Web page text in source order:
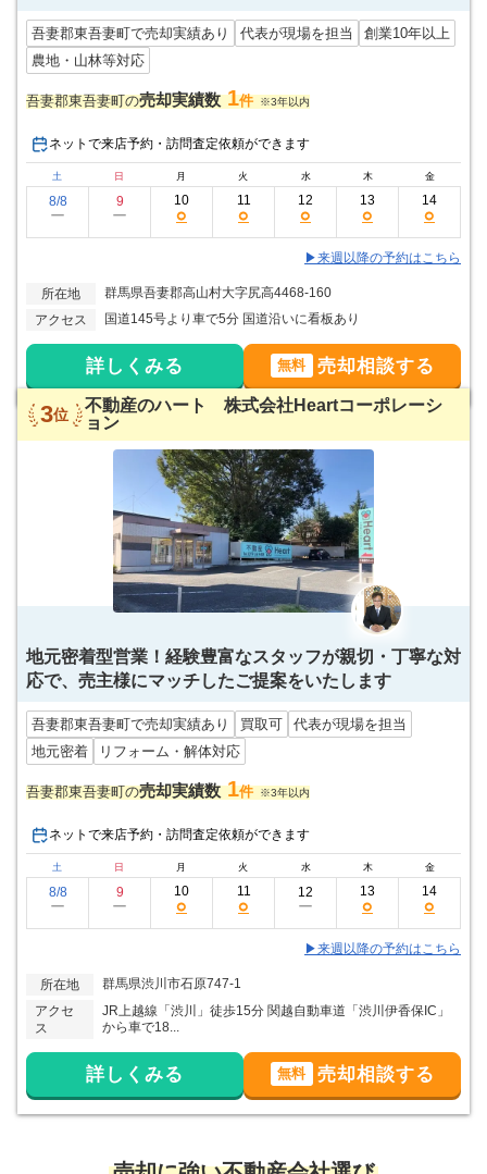
吾妻郡東吾妻町で売却実績あり 代表が現場を担当
創業10年以上
農地・山林等対応
吾妻郡東吾妻町の売却実績数 1件 ※3年以内
ネットで来店予約・訪問査定依頼ができます
土 日 月 火 水 木 金
8/8
ー
9
ー
10
○
11
○
12
○
13
○
14
○
▶来週以降の予約はこちら
所在地
群馬県吾妻郡高山村大字尻高4468-160
アクセス
国道145号より車で5分 国道沿いに看板あり
詳しくみる 無料 売却相談する
3位
不動産のハート 株式会社Heartコーポレーシ
ョン
地元密着型営業！経験豊富なスタッフが親切・丁寧な対
応で、売主様にマッチしたご提案をいたします
吾妻郡東吾妻町で売却実績あり 買取可
代表が現場を担当
地元密着
リフォーム・解体対応
吾妻郡東吾妻町の売却実績数 1件 ※3年以内
ネットで来店予約・訪問査定依頼ができます
土 日 月 火 水 木 金
8/8
ー
9
ー
10
○
11
○
12
ー
13
○
14
○
▶来週以降の予約はこちら
所在地
群馬県渋川市石原747-1
アクセ
ス
JR上越線「渋川」徒歩15分 関越自動車道「渋川伊香保IC」
から車で18...
詳しくみる 無料 売却相談する